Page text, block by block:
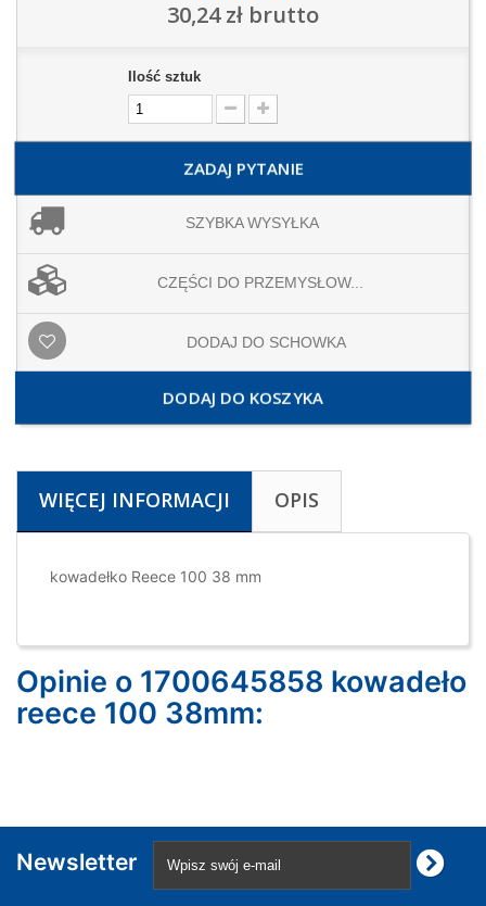
30,24 zł brutto
Ilość sztuk
ZADAJ PYTANIE
SZYBKA WYSYŁKA
CZĘŚCI DO PRZEMYSŁOW...
DODAJ DO SCHOWKA
DODAJ DO KOSZYKA
WIĘCEJ INFORMACJI OPIS
kowadełko Reece 100 38 mm
Opinie o 1700645858 kowadeło
reece 100 38mm:
Newsletter